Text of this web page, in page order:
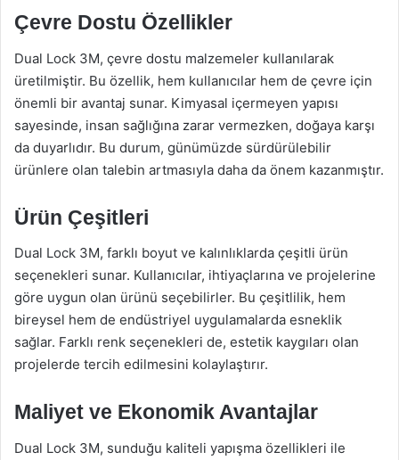
Çevre Dostu Özellikler
Dual Lock 3M, çevre dostu malzemeler kullanılarak
üretilmiştir. Bu özellik, hem kullanıcılar hem de çevre için
önemli bir avantaj sunar. Kimyasal içermeyen yapısı
sayesinde, insan sağlığına zarar vermezken, doğaya karşı
da duyarlıdır. Bu durum, günümüzde sürdürülebilir
ürünlere olan talebin artmasıyla daha da önem kazanmıştır.
Ürün Çeşitleri
Dual Lock 3M, farklı boyut ve kalınlıklarda çeşitli ürün
seçenekleri sunar. Kullanıcılar, ihtiyaçlarına ve projelerine
göre uygun olan ürünü seçebilirler. Bu çeşitlilik, hem
bireysel hem de endüstriyel uygulamalarda esneklik
sağlar. Farklı renk seçenekleri de, estetik kaygıları olan
projelerde tercih edilmesini kolaylaştırır.
Maliyet ve Ekonomik Avantajlar
Dual Lock 3M, sunduğu kaliteli yapışma özellikleri ile